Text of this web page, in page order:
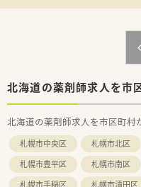
◆在宅医療への積極
ない店舗もあるため、
同社では「在宅支援チ
◇『一緒に成長する』
同社では医療事務の方
そのため、同期との関
他にも、海外研修や介
た開催する予定です。
更に、今後を担う薬剤
認定薬剤師資格取得の
北海道の薬剤師求人を市
北海道の薬剤師求人を市区町村
札幌市中央区 札幌市北区
札幌市豊平区
札幌市南区
札幌市手稲区
札幌市清田区